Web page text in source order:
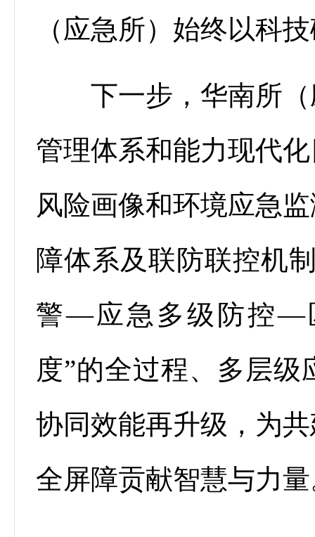
（应急所）始终以科
下一步，华南所（
管理体系和能力现代
风险画像和环境应急
障体系及联防联控机
警—应急多级防控—
度”的全过程、多层
协同效能再升级，为
全屏障贡献智慧与力